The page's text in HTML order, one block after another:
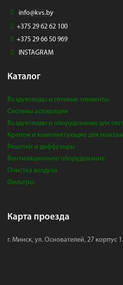
info@kvs.by
+375 29 62 62 100
+375 29 66 50 969
INSTAGRAM
Каталог
Воздуховоды и сетевые элементы
Системы аспирации
Воздуховоды и оборудование для
Крепеж и комплектующие для
Решетки и диффузоры
Вентиляционное оборудование
Очистка воздуха
Фильтры
Карта проезда
г. Минск, ул. Основателей, 27 корпус